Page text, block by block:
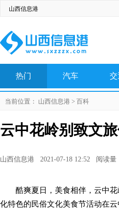
山西信息港
热门 汽车 交
生活 百科
当前位置： 山西信息港 > 百科
云中花岭别致文
山西信息港 2021-07-18 12:52 阅读量
酷爽夏日，美食相伴，云中
化特色的民俗文化美食节活动在